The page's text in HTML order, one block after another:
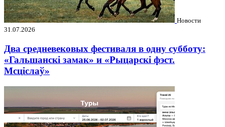
Новости
31.07.2026
Два средневековых фестиваля в одну субботу:
«Гальшанскі замак» и «Рыцарскі фэст.
Мсціслаў»